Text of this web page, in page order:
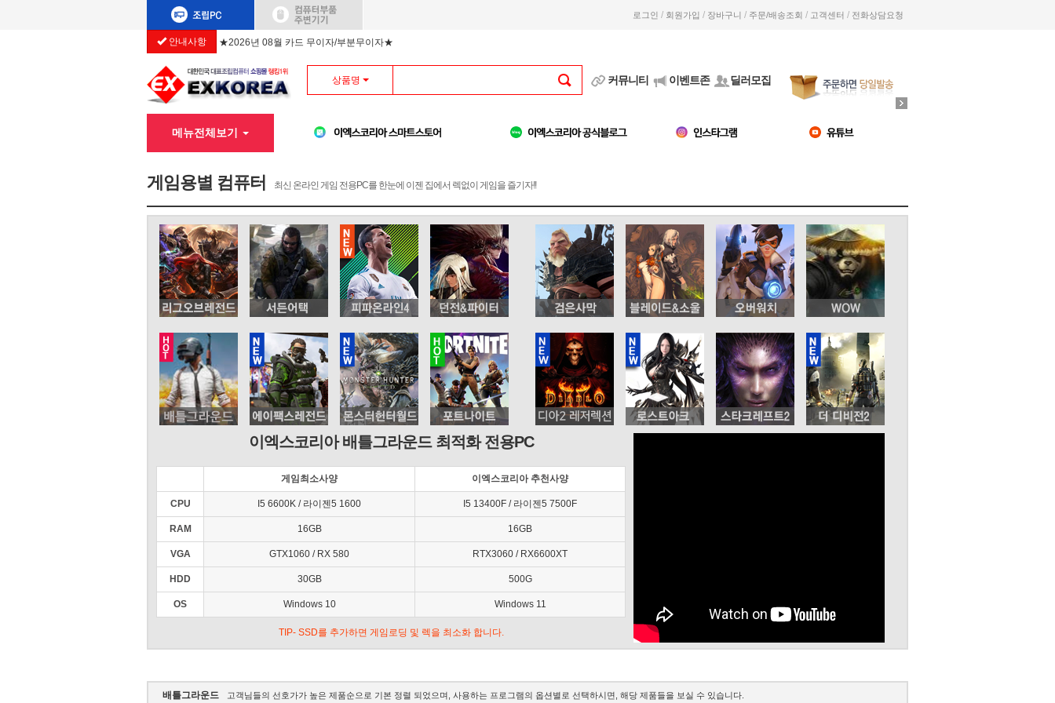
로그인 / 회원가입 / 장바구니 / 주문/배송조회 / 고객센터 / 전화상담요청
안내사항 ★2026년 08월 카드 무이자/부분무이자★
상품명 커뮤니티 이벤트존 딜러모집
메뉴전체보기
게임용별 컴퓨터 최신 온라인 게임 전용PC를 한눈에 이젠 집에서 렉없이 게임을 즐기자!!
이엑스코리아 배틀그라운드 최적화 전용PC
게임최소사양 이엑스코리아 추천사양
CPU I5 6600K / 라이젠5 1600 I5 13400F / 라이젠5 7500F
RAM 16GB 16GB
VGA GTX1060 / RX 580 RTX3060 / RX6600XT
HDD 30GB 500G
OS Windows 10 Windows 11
TIP- SSD를 추가하면 게임로딩 및 렉을 최소화 합니다.
배틀그라운드 고객님들의 선호가가 높은 제품순으로 기본 정렬 되었으며, 사용하는 프로그램의 옵션별로 선택하시면, 해당 제품들을 보실 수 있습니다.